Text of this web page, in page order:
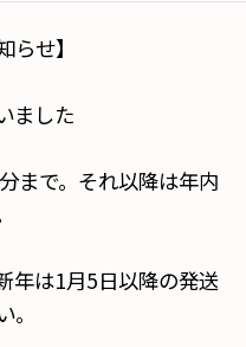
らせ】
ました
まで。それ以降は年内
年は1月5日以降の発送